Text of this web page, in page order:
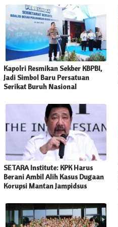
Kapolri Resmikan Sekber KBPBI,
Jadi Simbol Baru Persatuan
Serikat Buruh Nasional
SETARA Institute: KPK Harus
Berani Ambil Alih Kasus Dugaan
Korupsi Mantan Jampidsus